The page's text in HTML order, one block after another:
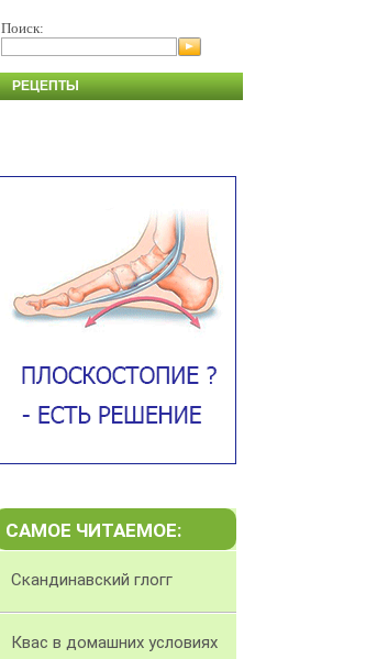
Поиск:
РЕЦЕПТЫ
САМОЕ ЧИТАЕМОЕ:
Скандинавский глогг
Квас в домашних условиях